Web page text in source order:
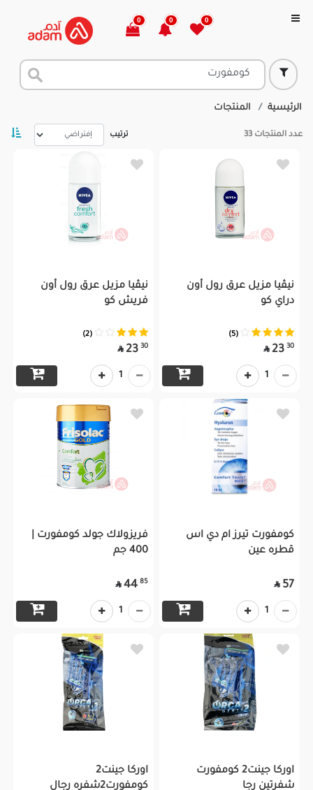
0
0
0
الرئيسية المنتجات
عدد المنتجات 33 ترتيب
نيڤيا مزيل عرق رول أون
دراي كو
(5)
30
23

1
نيڤيا مزيل عرق رول أون
فريش كو
(2)
30
23

1
كومفورت تيرز ام دي اس
قطره عين
57

1
فريزولاك جولد كومفورت |
400 جم
85
44

1
اوركا جينت2 كومفورت
شفرتين رجا
اوركا جينت2
كومفورت2شفره رجال